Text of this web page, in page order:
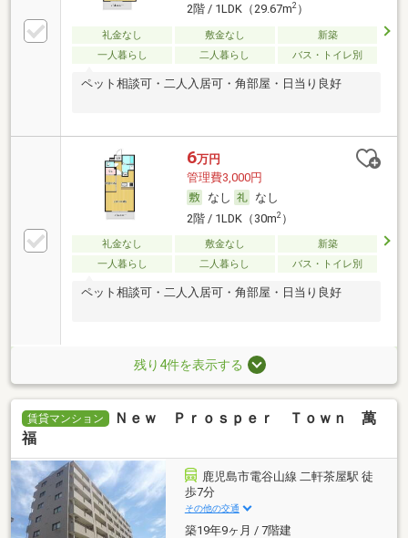
2階 / 1LDK（29.67m2）
礼金なし 敷金なし
新築
一人暮らし
二人暮らし バス・トイレ別
ペット相談可・二人入居可・角部屋・日当り良好
6万円
管理費3,000円
なし
なし
2階 / 1LDK（30m2）
礼金なし 敷金なし
新築
一人暮らし
二人暮らし バス・トイレ別
ペット相談可・二人入居可・角部屋・日当り良好
残り4件を表示する
賃貸マンション
Ｎｅｗ Ｐｒｏｓｐｅｒ Ｔｏｗｎ 萬
福
鹿児島市電谷山線 二軒茶屋駅 徒
歩7分
その他の交通
築19年9ヶ月 / 7階建